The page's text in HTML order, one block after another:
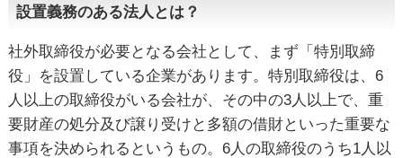
設置義務のある法人とは？
社外取締役が必要となる会社として、まず「特別取締
役」を設置している企業があります。特別取締役は、6
人以上の取締役がいる会社が、その中の3人以上で、重
要財産の処分及び譲り受けと多額の借財といった重要な
事項を決められるというもの。6人の取締役のうち1人以